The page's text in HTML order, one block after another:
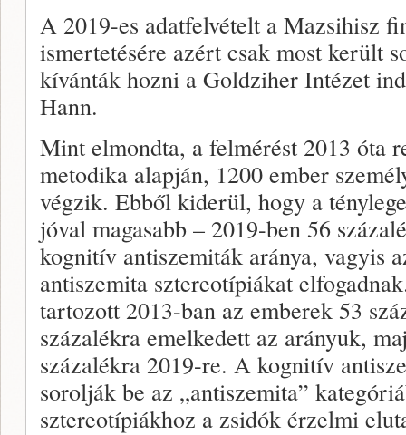
A 2019-es adatfelvételt a Mazsihisz
ismertetésére azért csak most került
kívánták hozni a Goldziher Intézet
Hann.
Mint elmondta, a felmérést 2013 óta
metodika alapján, 1200 ember
végzik. Ebből kiderül, hogy a
jóval magasabb – 2019-ben 56
kognitív antiszemiták aránya, vagyis
antiszemita sztereotípiákat
tartozott 2013-ban az emberek 53
százalékra emelkedett az arányuk,
százalékra 2019-re. A kognitív
sorolják be az „antiszemita”
sztereotípiákhoz a zsidók érzelmi